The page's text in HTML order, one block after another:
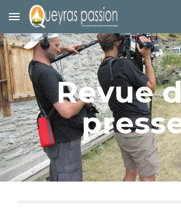
Skip to main content
Revue